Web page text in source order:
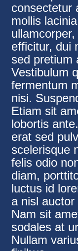
consectetur
mollis
efficitur, dui
sed pretium
Vestibulum
fermentum
nisi.
Etiam sit
lobortis
erat sed
scelerisque
felis odio
diam,
luctus id
a nisl
Nam sit
sodales at
Nullam